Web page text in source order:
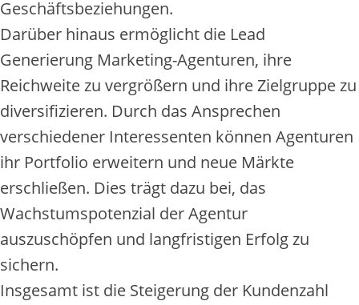
Geschäftsbeziehungen.
Darüber hinaus ermöglicht die Lead
Generierung Marketing-Agenturen, ihre
Reichweite zu vergrößern und ihre Zielgruppe zu
diversifizieren. Durch das Ansprechen
verschiedener Interessenten können Agenturen
ihr Portfolio erweitern und neue Märkte
erschließen. Dies trägt dazu bei, das
Wachstumspotenzial der Agentur
auszuschöpfen und langfristigen Erfolg zu
sichern.
Insgesamt ist die Steigerung der Kundenzahl